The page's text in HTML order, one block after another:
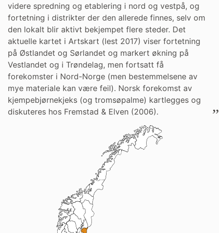
videre spredning og etablering i nord og vestpå, og
fortetning i distrikter der den allerede finnes, selv om
den lokalt blir aktivt bekjempet flere steder. Det
aktuelle kartet i Artskart (lest 2017) viser fortetning
på Østlandet og Sørlandet og markert økning på
Vestlandet og i Trøndelag, men fortsatt få
forekomster i Nord-Norge (men bestemmelsene av
mye materiale kan være feil). Norsk forekomst av
kjempebjørnekjeks (og tromsøpalme) kartlegges og
diskuteres hos Fremstad & Elven (2006).